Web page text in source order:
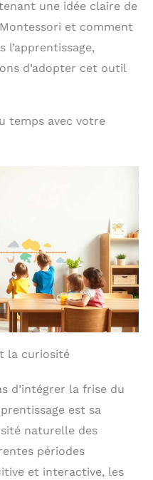
une idée claire de
et comment
l’apprentissage,
d’adopter cet outil
temps avec votre
la curiosité
d’intégrer la frise du
est sa
naturelle des
périodes
et interactive, les